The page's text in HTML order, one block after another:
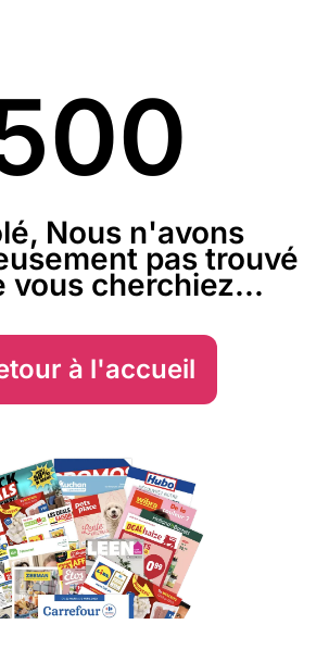
500
Nous n'avons
pas trouvé
vous cherchiez...
à l'accueil